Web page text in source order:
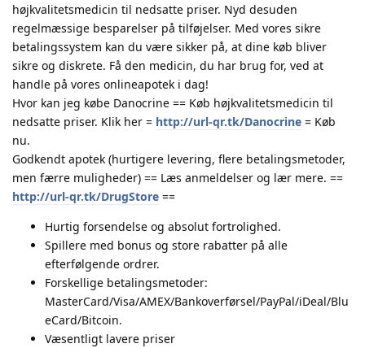
højkvalitetsmedicin til nedsatte priser. Nyd desuden
regelmæssige besparelser på tilføjelser. Med vores sikre
betalingssystem kan du være sikker på, at dine køb bliver
sikre og diskrete. Få den medicin, du har brug for, ved at
handle på vores onlineapotek i dag!
Hvor kan jeg købe Danocrine == Køb højkvalitetsmedicin til
nedsatte priser. Klik her = http://url-qr.tk/Danocrine = Køb
nu.
Godkendt apotek (hurtigere levering, flere betalingsmetoder,
men færre muligheder) == Læs anmeldelser og lær mere. ==
http://url-qr.tk/DrugStore ==
Hurtig forsendelse og absolut fortrolighed.
Spillere med bonus og store rabatter på alle
efterfølgende ordrer.
Forskellige betalingsmetoder:
MasterCard/Visa/AMEX/Bankoverførsel/PayPal/iDeal/Blu
eCard/Bitcoin.
Væsentligt lavere priser